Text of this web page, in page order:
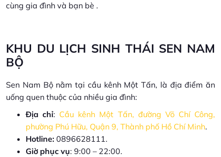
cùng gia đình và bạn bè .
KHU DU LỊCH SINH THÁI SEN NAM
BỘ
Sen Nam Bộ nằm tại cầu kênh Một Tấn, là địa điểm ăn
uống quen thuộc của nhiều gia đình:
Địa chỉ: Cầu kênh Một Tấn, đường Võ Chí Công,
phường Phú Hữu, Quận 9, Thành phố Hồ Chí Minh.
Hotline: 0896628111.
Giờ phục vụ: 9:00 – 22:00.